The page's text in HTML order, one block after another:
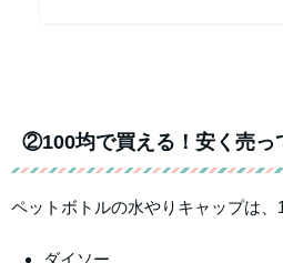
②100均で買える！安く売っ
ペットボトルの水やりキャップは、
ダイソー